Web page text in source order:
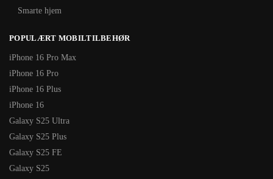
Smarte hjem
POPULÆRT MOBILTILBEHØR
iPhone 16 Pro Max
iPhone 16 Pro
iPhone 16 Plus
iPhone 16
Galaxy S25 Ultra
Galaxy S25 Plus
Galaxy S25 FE
Galaxy S25